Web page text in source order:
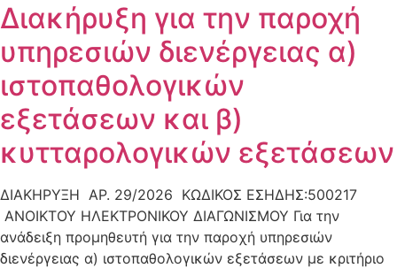
Διακήρυξη για την παροχή
υπηρεσιών διενέργειας α)
ιστοπαθολογικών
εξετάσεων και β)
κυτταρολογικών εξετάσεων
ΔΙΑΚΗΡΥΞΗ ΑΡ. 29/2026 ΚΩΔΙΚΟΣ ΕΣΗΔΗΣ:500217
ΑΝΟΙΚΤΟΥ ΗΛΕΚΤΡΟΝΙΚΟΥ ΔΙΑΓΩΝΙΣΜΟΥ Για την
ανάδειξη προμηθευτή για την παροχή υπηρεσιών
διενέργειας α) ιστοπαθολογικών εξετάσεων με κριτήριο